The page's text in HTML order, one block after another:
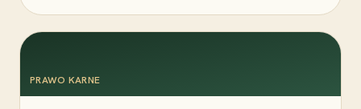
PRAWO KARNE